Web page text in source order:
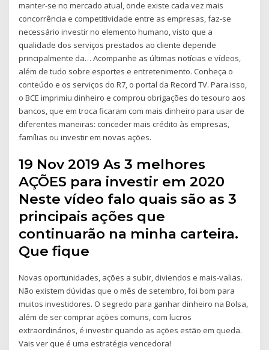
manter-se no mercado atual, onde existe cada vez mais
concorrência e competitividade entre as empresas, faz-se
necessário investir no elemento humano, visto que a
qualidade dos serviços prestados ao cliente depende
principalmente da… Acompanhe as últimas notícias e vídeos,
além de tudo sobre esportes e entretenimento. Conheça o
conteúdo e os serviços do R7, o portal da Record TV. Para isso,
o BCE imprimiu dinheiro e comprou obrigações do tesouro aos
bancos, que em troca ficaram com mais dinheiro para usar de
diferentes maneiras: conceder mais crédito às empresas,
famílias ou investir em novas ações.
19 Nov 2019 As 3 melhores
AÇÕES para investir em 2020
Neste vídeo falo quais são as 3
principais ações que
continuarão na minha carteira.
Que fique
Novas oportunidades, ações a subir, diviendos e mais-valias.
Não existem dúvidas que o mês de setembro, foi bom para
muitos investidores. O segredo para ganhar dinheiro na Bolsa,
além de ser comprar ações comuns, com lucros
extraordinários, é investir quando as ações estão em queda.
Vais ver que é uma estratégia vencedora!